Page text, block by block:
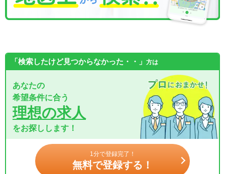
「検索したけど見つからなかった・・」 方は
あなたの
希望条件に合う
理想の求人
をお探しします！
1分で登録完了！
無料で登録する！